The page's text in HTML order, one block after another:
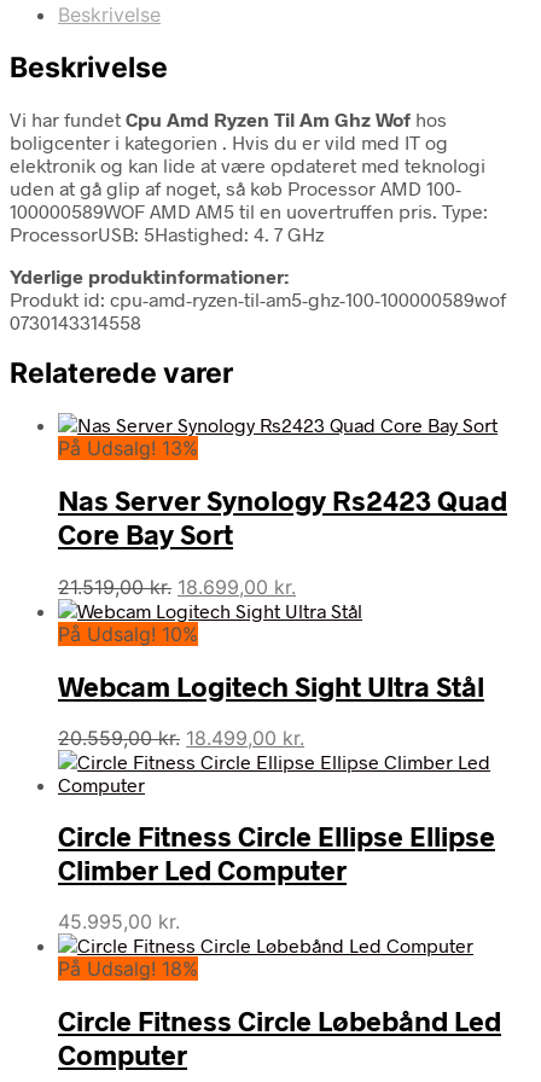
Beskrivelse
Beskrivelse
Vi har fundet Cpu Amd Ryzen Til Am Ghz Wof hos
boligcenter i kategorien . Hvis du er vild med IT og
elektronik og kan lide at være opdateret med teknologi
uden at gå glip af noget, så køb Processor AMD 100-
100000589WOF AMD AM5 til en uovertruffen pris. Type:
ProcessorUSB: 5Hastighed: 4. 7 GHz
Yderlige produktinformationer:
Produkt id: cpu-amd-ryzen-til-am5-ghz-100-100000589wof
0730143314558
Relaterede varer
På Udsalg! 13%
Nas Server Synology Rs2423 Quad
Core Bay Sort
21.519,00kr. Den
oprindelige
pris
21.519,00 kr..
18.699,00 kr.
aktuelle
18.699,00 kr..
På Udsalg! 10%
Webcam Logitech Sight Ultra Stål
20.559,00kr. Den
oprindelige
20.559,00 kr..
18.499,00 kr.
aktuelle
18.499,00 kr..
Circle Fitness Circle Ellipse Ellipse
Climber Led Computer
45.995,00 kr.
På Udsalg! 18%
Circle Fitness Circle Løbebånd Led
Computer